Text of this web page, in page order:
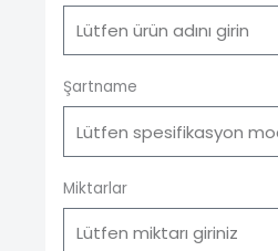
Şartname
Miktarlar